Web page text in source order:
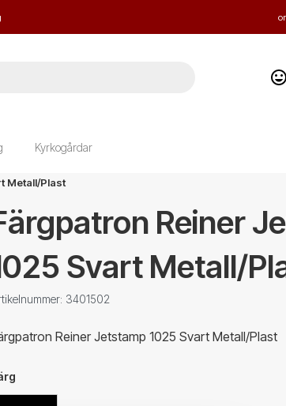
Kyrkogårdar
Metall/Plast
Reiner
Svart Metall/
3401502
Reiner Jetstamp 1025 Svart Metall/Plast